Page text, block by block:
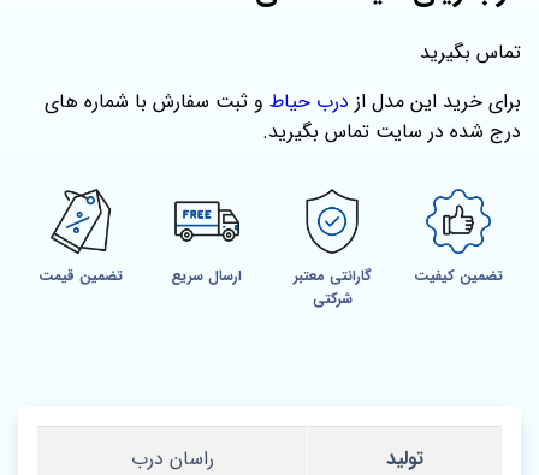
تماس بگیرید
برای خرید این مدل از درب حیاط و ثبت سفارش با شماره‌ های
درج شده در سایت تماس بگیرید.
تضمین کیفیت
گارانتی معتبر
شرکتی
ارسال سریع تضمین قیمت
تولید راسان درب